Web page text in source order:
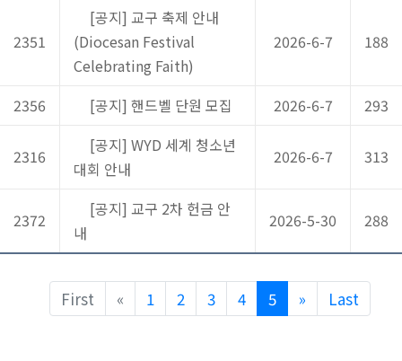
2351
[공지] 교구 축제 안내
(Diocesan Festival
Celebrating Faith)
2026-6-7 188
2356 [공지] 핸드벨 단원 모집 2026-6-7 293
2316
[공지] WYD 세계 청소년
대회 안내
2026-6-7 313
2372
[공지] 교구 2차 헌금 안
내
2026-5-30 288
First « Previous
1 2 3 4 5 » NextLast